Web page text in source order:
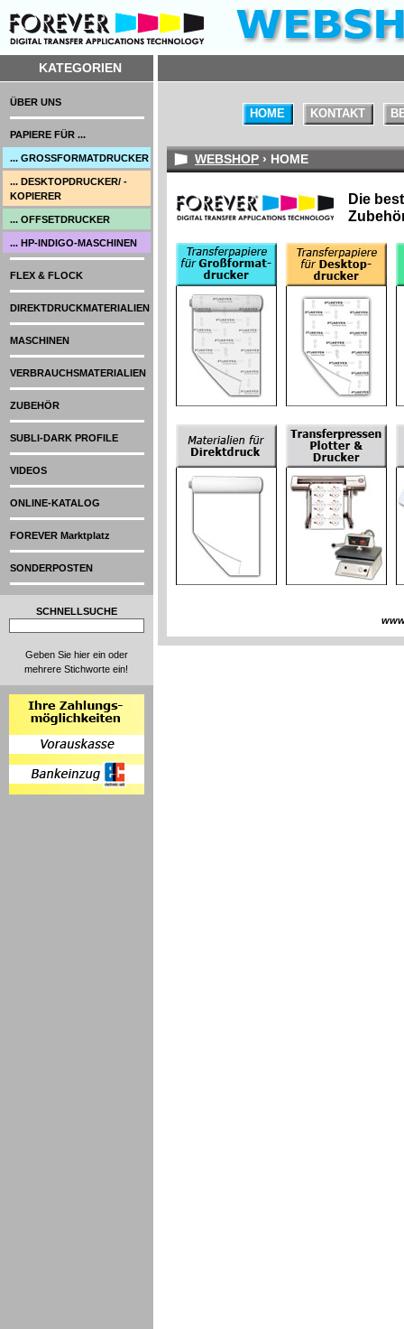
KATEGORIEN
SCHNELLSUCHE
Geben Sie hier ein oder
mehrere Stichworte ein!
HOME KONTAKT
WEBSHOP › HOME
Die
ÜBER UNS
PAPIERE FÜR ...
... GROSSFORMATDRUCKER
... DESKTOPDRUCKER/ -
KOPIERER
... OFFSETDRUCKER
... HP-INDIGO-MASCHINEN
FLEX & FLOCK
DIREKTDRUCKMATERIALIEN
MASCHINEN
VERBRAUCHSMATERIALIEN
ZUBEHÖR
SUBLI-DARK PROFILE
VIDEOS
ONLINE-KATALOG
FOREVER Marktplatz
SONDERPOSTEN